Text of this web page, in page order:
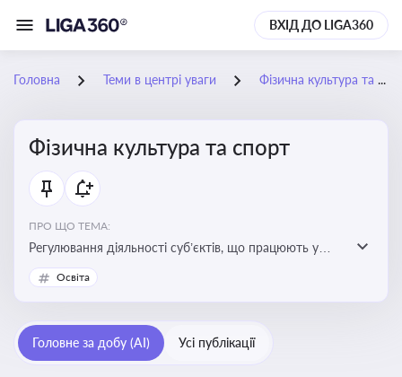
ВХІД ДО LIGA360
Головна Теми в центрі уваги Фізична культура та спорт
Фізична культура та спорт
ПРО ЩО ТЕМА:
Регулювання діяльності суб’єктів, що працюють у
сфері фізичної культури та спорту, включаючи
оздоровлення населення, професійний і аматорський
потенціалу, соціального захисту та ефективної
реалізації державної політики у цій галузі
Освіта
Головне за добу (AI) Усі публікації